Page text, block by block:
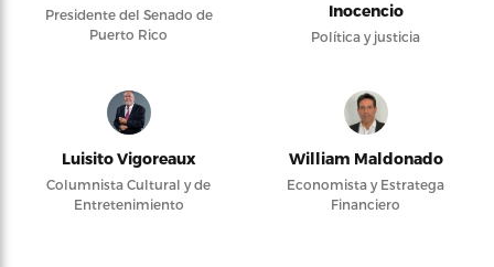
Presidente del Senado de
Puerto Rico
Inocencio
Política y justicia
Luisito Vigoreaux
Columnista Cultural y de
Entretenimiento
William Maldonado
Economista y Estratega
Financiero